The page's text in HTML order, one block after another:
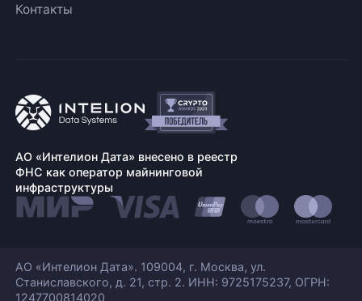
Контакты
АО «Интелион Дата» внесено в реестр
ФНС как оператор майнинговой
инфраструктуры
АО «Интелион Дата». 109004, г. Москва, ул.
Станиславского, д. 21, стр. 2. ИНН: 9725175237, ОГРН:
1247700814020